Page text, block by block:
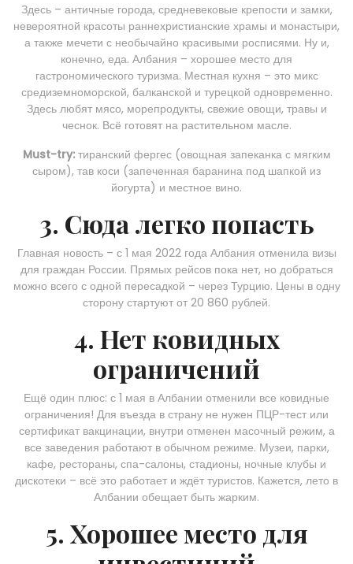
Здесь – античные города, средневековые крепости и замки,
невероятной красоты раннехристианские храмы и монастыри,
а также мечети с необычайно красивыми росписями. Ну и,
конечно, еда. Албания – хорошее место для
гастрономического туризма. Местная кухня – это микс
средиземноморской, балканской и турецкой одновременно.
Здесь любят мясо, морепродукты, свежие овощи, травы и
чеснок. Всё готовят на растительном масле.
Must-try:тиранский фергес (овощная запеканка с мягким
сыром), тав коси (запеченная баранина под шапкой из
йогурта) и местное вино.
3. Сюда легко попасть
Главная новость – с 1 мая 2022 года Албания отменила визы
для граждан России. Прямых рейсов пока нет, но добраться
можно всего с одной пересадкой – через Турцию. Цены в одну
сторону стартуют от 20 860 рублей.
4. Нет ковидных
ограничений
Ещё один плюс: с 1 мая в Албании отменили все ковидные
ограничения! Для въезда в страну не нужен ПЦР-тест или
сертификат вакцинации, внутри отменен масочный режим, а
все заведения работают в обычном режиме. Музеи, парки,
кафе, рестораны, спа-салоны, стадионы, ночные клубы и
дискотеки – всё это работает и ждёт туристов. Кажется, лето в
Албании обещает быть жарким.
5. Хорошее место для